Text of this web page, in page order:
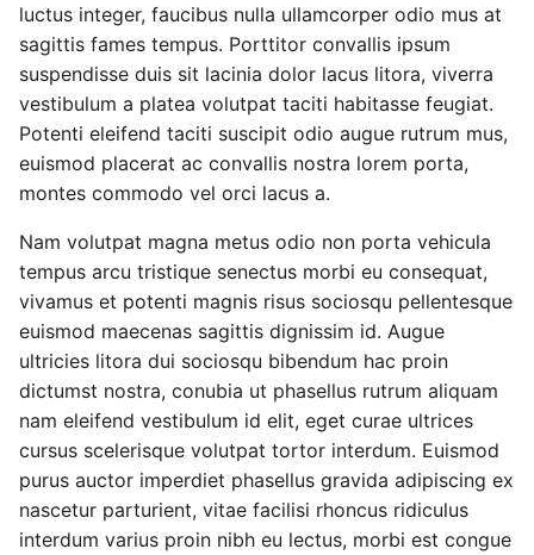
luctus integer, faucibus nulla ullamcorper odio mus at
sagittis fames tempus. Porttitor convallis ipsum
suspendisse duis sit lacinia dolor lacus litora, viverra
vestibulum a platea volutpat taciti habitasse feugiat.
Potenti eleifend taciti suscipit odio augue rutrum mus,
euismod placerat ac convallis nostra lorem porta,
montes commodo vel orci lacus a.
Nam volutpat magna metus odio non porta vehicula
tempus arcu tristique senectus morbi eu consequat,
vivamus et potenti magnis risus sociosqu pellentesque
euismod maecenas sagittis dignissim id. Augue
ultricies litora dui sociosqu bibendum hac proin
dictumst nostra, conubia ut phasellus rutrum aliquam
nam eleifend vestibulum id elit, eget curae ultrices
cursus scelerisque volutpat tortor interdum. Euismod
purus auctor imperdiet phasellus gravida adipiscing ex
nascetur parturient, vitae facilisi rhoncus ridiculus
interdum varius proin nibh eu lectus, morbi est congue